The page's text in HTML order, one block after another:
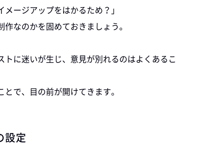
ージアップをはかるため？」
なのかを固めておきましょう。
に迷いが生じ、意見が別れるのはよくあるこ
で、目の前が開けてきます。
設定